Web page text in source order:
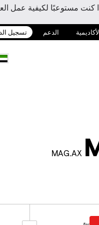
كنت مستوعبًا لكيفية عمل
الدعم تسجيل
MAG.AX
بيع